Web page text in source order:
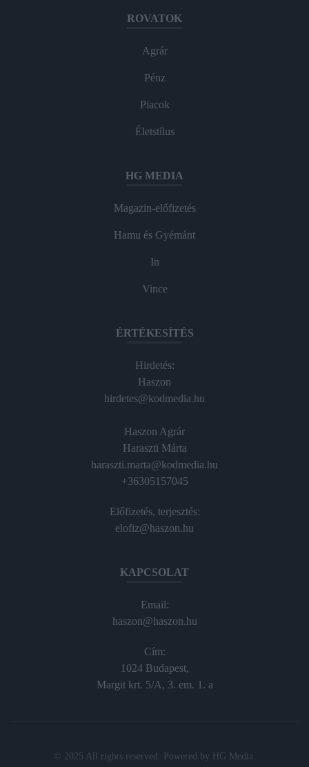
ROVATOK
Agrár
Pénz
Piacok
Életstílus
HG MEDIA
Magazin-előfizetés
Hamu és Gyémánt
In
Vince
ÉRTÉKESÍTÉS
Hirdetés:
Haszon
hirdetes@kodmedia.hu
Haszon Agrár
Haraszti Márta
haraszti.marta@kodmedia.hu
+36305157045
Előfizetés, terjesztés:
elofiz@haszon.hu
KAPCSOLAT
Email:
haszon@haszon.hu
Cím:
1024 Budapest,
Margit krt. 5/A, 3. em. 1. a
© 2025 All rights reserved. Powered by HG Media.